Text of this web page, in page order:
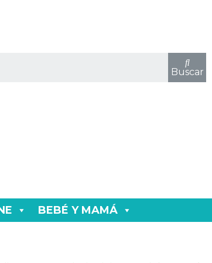
Buscar
BEBÉ Y MAMÁ